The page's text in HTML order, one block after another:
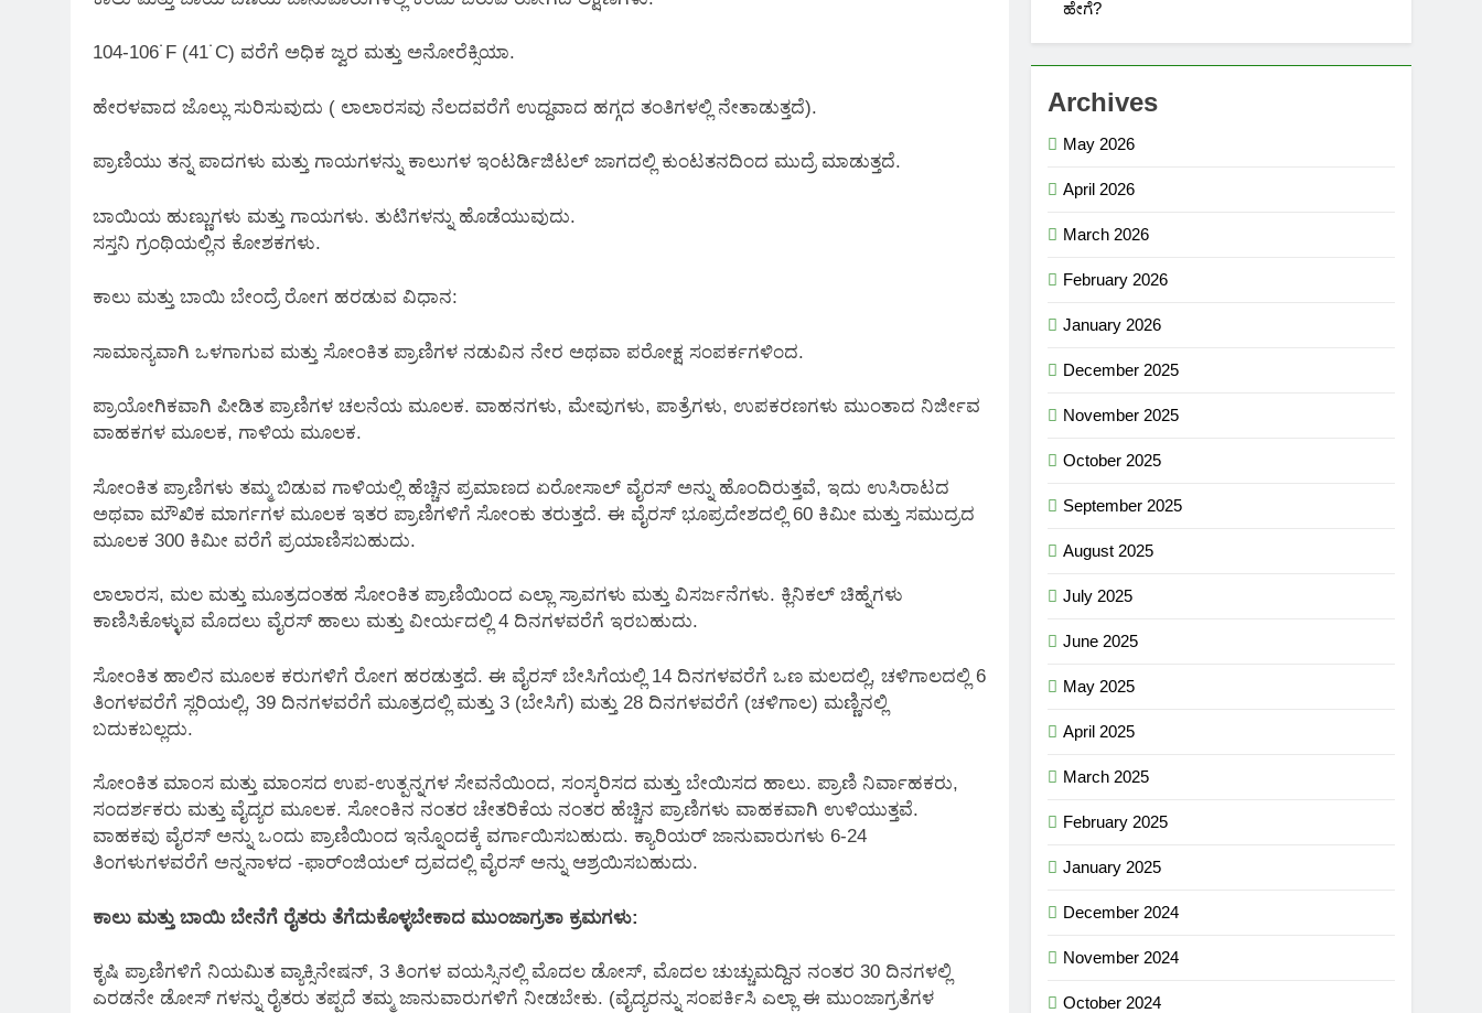
104-106˙F (41˙C) ವರೆಗೆ ಅಧಿಕ ಜ್ವರ ಮತ್ತು ಅನೋರೆಕ್ಸಿಯಾ.
ಹೇರಳವಾದ ಜೊಲ್ಲು ಸುರಿಸುವುದು ( ಲಾಲಾರಸವು ನೆಲದವರೆಗೆ ಉದ್ದವಾದ ಹಗ್ಗದ ತಂತಿಗಳಲ್ಲಿ ನೇತಾಡುತ್ತದೆ).
ಪ್ರಾಣಿಯು ತನ್ನ ಪಾದಗಳು ಮತ್ತು ಗಾಯಗಳನ್ನು ಕಾಲುಗಳ ಇಂಟರ್ಡಿಜಿಟಲ್ ಜಾಗದಲ್ಲಿ ಕುಂಟತನದಿಂದ ಮುದ್ರೆ ಮಾಡುತ್ತದೆ.
ಬಾಯಿಯ ಹುಣ್ಣುಗಳು ಮತ್ತು ಗಾಯಗಳು.‌ ತುಟಿಗಳನ್ನು ಹೊಡೆಯುವುದು.
ಸಸ್ತನಿ ಗ್ರಂಥಿಯಲ್ಲಿನ ಕೋಶಕಗಳು.
ಕಾಲು ಮತ್ತು ಬಾಯಿ ಬೇಂದ್ರೆ ರೋಗ ಹರಡುವ ವಿಧಾನ:
ಸಾಮಾನ್ಯವಾಗಿ ಒಳಗಾಗುವ ಮತ್ತು ಸೋಂಕಿತ ಪ್ರಾಣಿಗಳ ನಡುವಿನ ನೇರ ಅಥವಾ ಪರೋಕ್ಷ ಸಂಪರ್ಕಗಳಿಂದ.
ಪ್ರಾಯೋಗಿಕವಾಗಿ ಪೀಡಿತ ಪ್ರಾಣಿಗಳ ಚಲನೆಯ ಮೂಲಕ. ವಾಹನಗಳು, ಮೇವುಗಳು, ಪಾತ್ರೆಗಳು, ಉಪಕರಣಗಳು ಮುಂತಾದ ನಿರ್ಜೀವ
ವಾಹಕಗಳ ಮೂಲಕ, ಗಾಳಿಯ ಮೂಲಕ.
ಸೋಂಕಿತ ಪ್ರಾಣಿಗಳು ತಮ್ಮ ಬಿಡುವ ಗಾಳಿಯಲ್ಲಿ ಹೆಚ್ಚಿನ ಪ್ರಮಾಣದ ಏರೋಸಾಲ್ ವೈರಸ್ ಅನ್ನು ಹೊಂದಿರುತ್ತವೆ, ಇದು ಉಸಿರಾಟದ
ಅಥವಾ ಮೌಖಿಕ ಮಾರ್ಗಗಳ ಮೂಲಕ ಇತರ ಪ್ರಾಣಿಗಳಿಗೆ ಸೋಂಕು ತರುತ್ತದೆ. ಈ ವೈರಸ್ ಭೂಪ್ರದೇಶದಲ್ಲಿ 60 ಕಿಮೀ ಮತ್ತು ಸಮುದ್ರದ
ಮೂಲಕ 300 ಕಿಮೀ ವರೆಗೆ ಪ್ರಯಾಣಿಸಬಹುದು.
ಲಾಲಾರಸ, ಮಲ ಮತ್ತು ಮೂತ್ರದಂತಹ ಸೋಂಕಿತ ಪ್ರಾಣಿಯಿಂದ ಎಲ್ಲಾ ಸ್ರಾವಗಳು ಮತ್ತು ವಿಸರ್ಜನೆಗಳು. ಕ್ಲಿನಿಕಲ್ ಚಿಹ್ನೆಗಳು
ಕಾಣಿಸಿಕೊಳ್ಳುವ ಮೊದಲು ವೈರಸ್ ಹಾಲು ಮತ್ತು ವೀರ್ಯದಲ್ಲಿ 4 ದಿನಗಳವರೆಗೆ ಇರಬಹುದು.
ಸೋಂಕಿತ ಹಾಲಿನ ಮೂಲಕ ಕರುಗಳಿಗೆ ರೋಗ ಹರಡುತ್ತದೆ. ಈ ವೈರಸ್ ಬೇಸಿಗೆಯಲ್ಲಿ 14 ದಿನಗಳವರೆಗೆ ಒಣ ಮಲದಲ್ಲಿ, ಚಳಿಗಾಲದಲ್ಲಿ 6
ತಿಂಗಳವರೆಗೆ ಸ್ಲರಿಯಲ್ಲಿ, 39 ದಿನಗಳವರೆಗೆ ಮೂತ್ರದಲ್ಲಿ ಮತ್ತು 3 (ಬೇಸಿಗೆ) ಮತ್ತು 28 ದಿನಗಳವರೆಗೆ (ಚಳಿಗಾಲ) ಮಣ್ಣಿನಲ್ಲಿ
ಬದುಕಬಲ್ಲದು.
ಸೋಂಕಿತ ಮಾಂಸ ಮತ್ತು ಮಾಂಸದ ಉಪ-ಉತ್ಪನ್ನಗಳ ಸೇವನೆಯಿಂದ, ಸಂಸ್ಕರಿಸದ ಮತ್ತು ಬೇಯಿಸದ ಹಾಲು. ಪ್ರಾಣಿ ನಿರ್ವಾಹಕರು,
ಸಂದರ್ಶಕರು ಮತ್ತು ವೈದ್ಯರ ಮೂಲಕ. ಸೋಂಕಿನ ನಂತರ ಚೇತರಿಕೆಯ ನಂತರ ಹೆಚ್ಚಿನ ಪ್ರಾಣಿಗಳು ವಾಹಕವಾಗಿ ಉಳಿಯುತ್ತವೆ.
ವಾಹಕವು ವೈರಸ್ ಅನ್ನು ಒಂದು ಪ್ರಾಣಿಯಿಂದ ಇನ್ನೊಂದಕ್ಕೆ ವರ್ಗಾಯಿಸಬಹುದು. ಕ್ಯಾರಿಯರ್ ಜಾನುವಾರುಗಳು 6-24
ತಿಂಗಳುಗಳವರೆಗೆ ಅನ್ನನಾಳದ -ಫಾರ್ಂಜಿಯಲ್ ದ್ರವದಲ್ಲಿ ವೈರಸ್ ಅನ್ನು ಆಶ್ರಯಿಸಬಹುದು.
ಕಾಲು ಮತ್ತು ಬಾಯಿ ಬೇನೆಗೆ ರೈತರು ತೆಗೆದುಕೊಳ್ಳಬೇಕಾದ ಮುಂಜಾಗ್ರತಾ ಕ್ರಮಗಳು:
ಕೃಷಿ ಪ್ರಾಣಿಗಳಿಗೆ ನಿಯಮಿತ ವ್ಯಾಕ್ಸಿನೇಷನ್, 3 ತಿಂಗಳ ವಯಸ್ಸಿನಲ್ಲಿ ಮೊದಲ ಡೋಸ್, ಮೊದಲ ಚುಚ್ಚುಮದ್ದಿನ ನಂತರ 30 ದಿನಗಳಲ್ಲಿ
ಎರಡನೇ ಡೋಸ್ ಗಳನ್ನು ರೈತರು ತಪ್ಪದೆ ತಮ್ಮ ಜಾನುವಾರುಗಳಿಗೆ ನೀಡಬೇಕು. (ವೈದ್ಯರನ್ನು ಸಂಪರ್ಕಿಸಿ ಎಲ್ಲಾ ಈ ಮುಂಜಾಗ್ರತೆಗಳ
ಹೇಗೆ?
Archives
May 2026
April 2026
March 2026
February 2026
January 2026
December 2025
November 2025
October 2025
September 2025
August 2025
July 2025
June 2025
May 2025
April 2025
March 2025
February 2025
January 2025
December 2024
November 2024
October 2024